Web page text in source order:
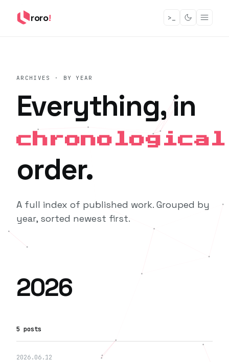
roro! >_
ARCHIVES · BY YEAR
Everything, in
chronological
order.
A full index of published work. Grouped by
year, sorted newest first.
2026
5 posts
2026.06.12